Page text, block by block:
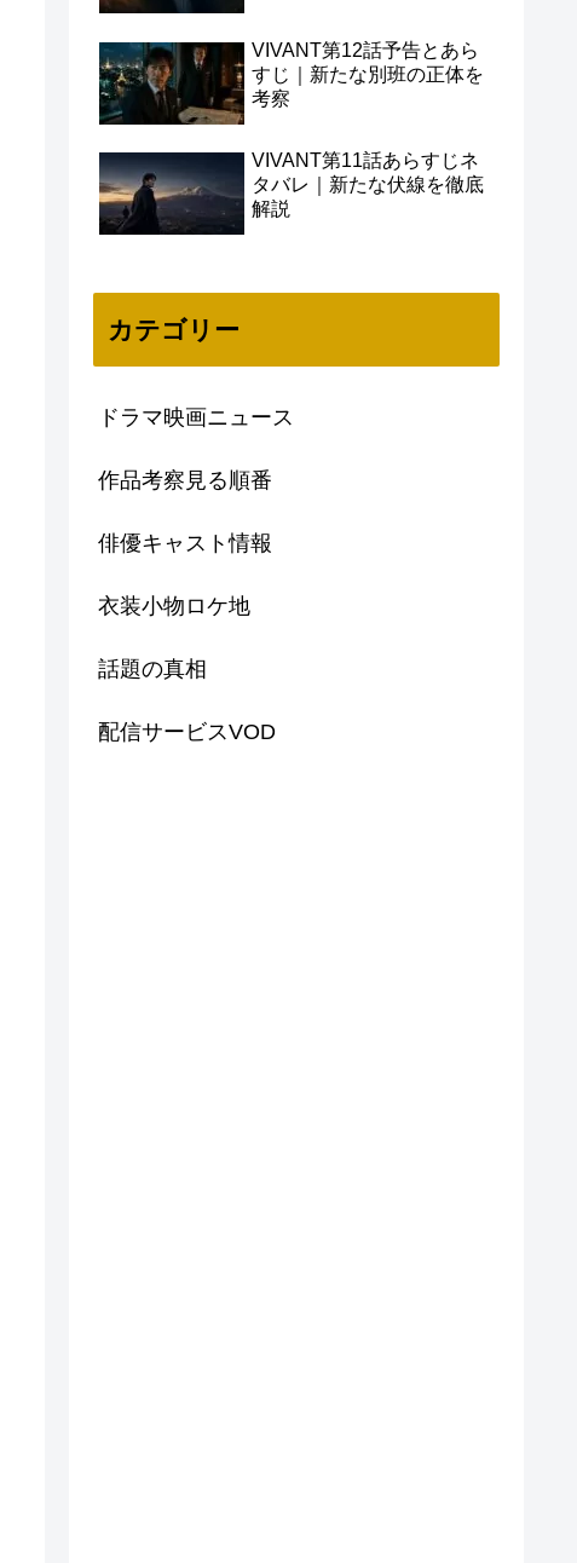
VIVANT第12話予告とあら
すじ｜新たな別班の正体を
考察
VIVANT第11話あらすじネ
タバレ｜新たな伏線を徹底
解説
カテゴリー
ドラマ映画ニュース
作品考察見る順番
俳優キャスト情報
衣装小物ロケ地
話題の真相
配信サービスVOD